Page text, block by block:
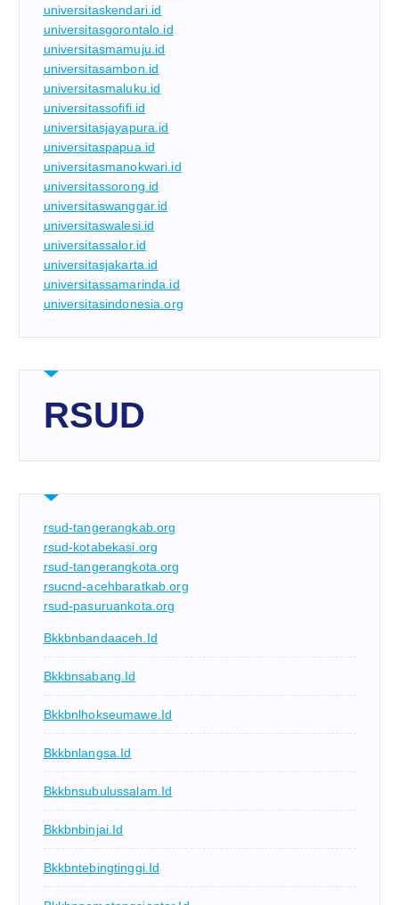
universitaskendari.id
universitasgorontalo.id
universitasmamuju.id
universitasambon.id
universitasmaluku.id
universitassofifi.id
universitasjayapura.id
universitaspapua.id
universitasmanokwari.id
universitassorong.id
universitaswanggar.id
universitaswalesi.id
universitassalor.id
universitasjakarta.id
universitassamarinda.id
universitasindonesia.org
RSUD
rsud-tangerangkab.org
rsud-kotabekasi.org
rsud-tangerangkota.org
rsucnd-acehbaratkab.org
rsud-pasuruankota.org
Bkkbnbandaaceh.id
Bkkbnsabang.id
Bkkbnlhokseumawe.id
Bkkbnlangsa.id
Bkkbnsubulussalam.id
Bkkbnbinjai.id
Bkkbntebingtinggi.id